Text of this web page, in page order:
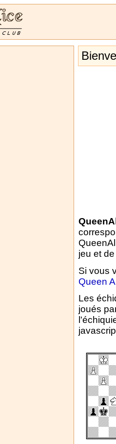
jeu et
Si vous
Queen
Les
joués